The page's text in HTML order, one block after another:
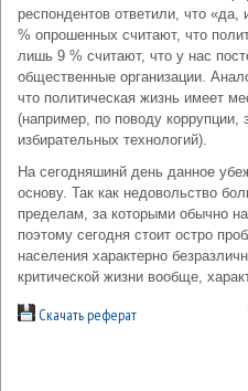
респондентов ответили, что
% опрошенных считают, что
лишь 9 % считают, что у нас
общественные организации.
что политическая жизнь имеет
(например, по поводу коррупции,
избирательных технологий).
На сегодняшинй день данное
основу. Так как недовольство
пределам, за которыми обычно
поэтому сегодня стоит остро
населения характерно
критической жизни вообще,
Скачать реферат